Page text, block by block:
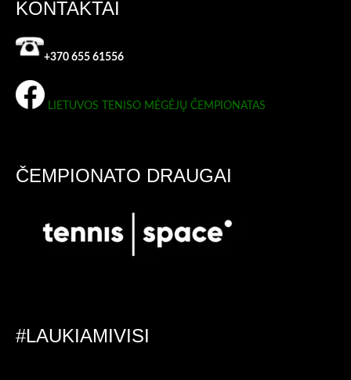
KONTAKTAI
+370 655 61556
LIETUVOS TENISO MĖGĖJŲ ČEMPIONATAS
ČEMPIONATO DRAUGAI
#LAUKIAMIVISI